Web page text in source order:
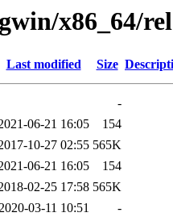
x86_64/
Last modified Size
-
06-21 16:05
154
10-27 02:55 565K
06-21 16:05
154
02-25 17:58 565K
03-11 10:51
-